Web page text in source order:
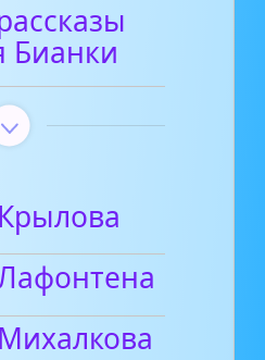
Бианки